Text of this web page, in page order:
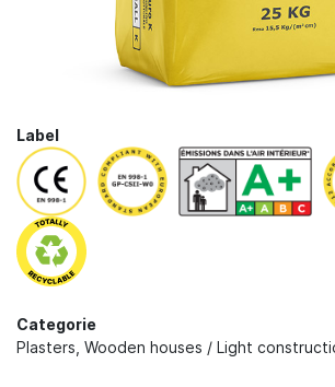
Label
Categorie
Plasters Wooden houses / Light